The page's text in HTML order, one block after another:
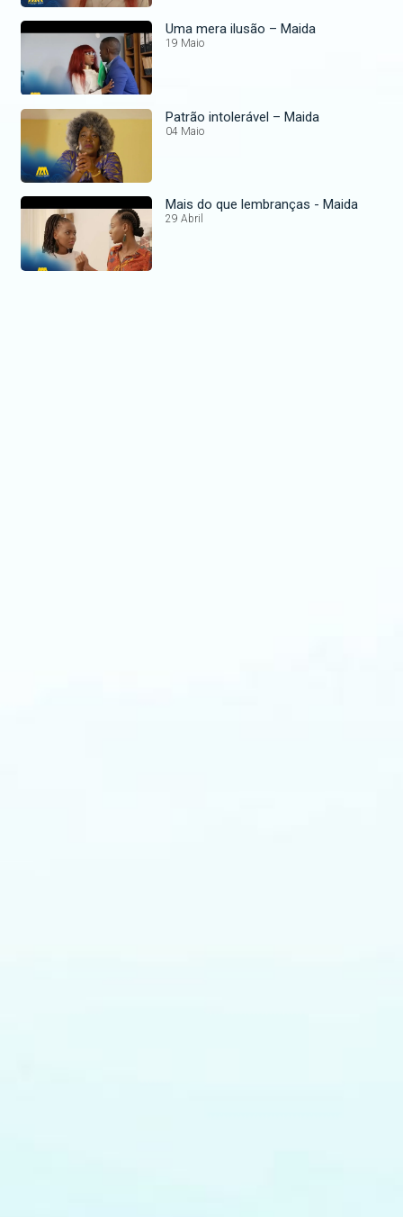
Uma mera ilusão – Maida
19 Maio
Patrão intolerável – Maida
04 Maio
Mais do que lembranças - Maida
29 Abril